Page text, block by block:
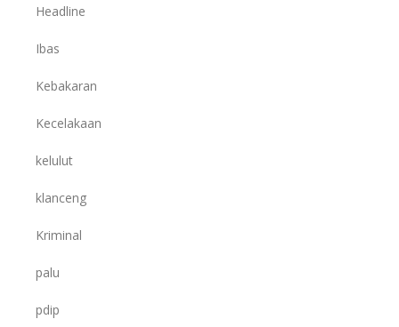
Headline
Ibas
Kebakaran
Kecelakaan
kelulut
klanceng
Kriminal
palu
pdip